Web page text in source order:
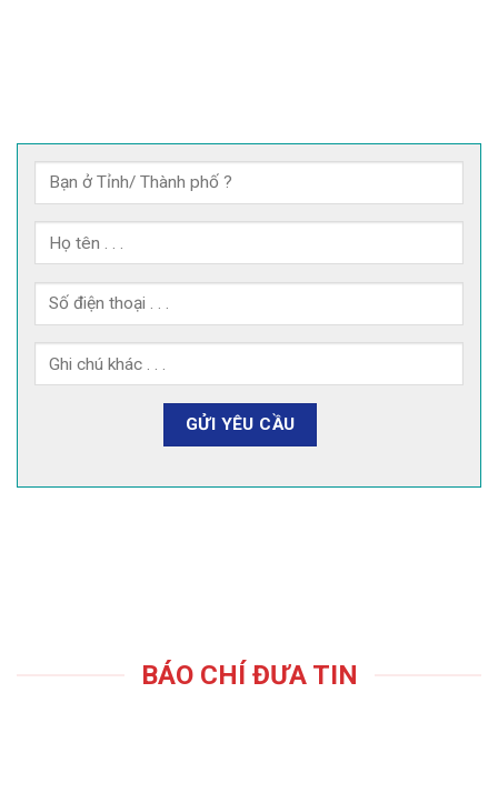
BÁO CHÍ ĐƯA TIN